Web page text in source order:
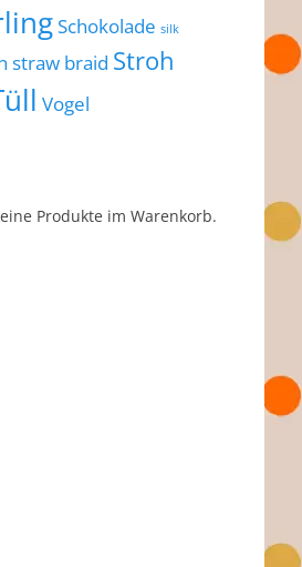
Schokolade silk
straw braid Stroh
Vogel
Produkte im Warenkorb.